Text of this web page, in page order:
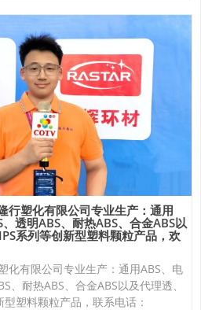
行塑化有限公司专业生产：通用
透明ABS、耐热ABS、合金ABS以
系列等创新型塑料颗粒产品，欢
化有限公司专业生产：通用ABS、电
、耐热ABS、合金ABS以及代理透、
型塑料颗粒产品，联系电话：